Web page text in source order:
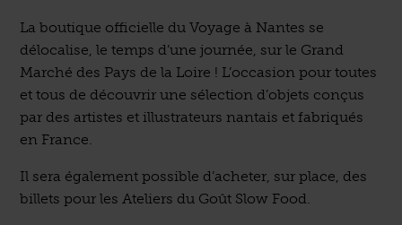
La boutique officielle du Voyage à Nantes se
délocalise, le temps d’une journée, sur le Grand
Marché des Pays de la Loire ! L’occasion pour toutes
et tous de découvrir une sélection d’objets conçus
par des artistes et illustrateurs nantais et fabriqués
en France.
Il sera également possible d’acheter, sur place, des
billets pour les Ateliers du Goût Slow Food.